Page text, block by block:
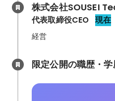
株式会社SOUSEI
代表取締役CEO 現在
経営
限定公開の職歴・